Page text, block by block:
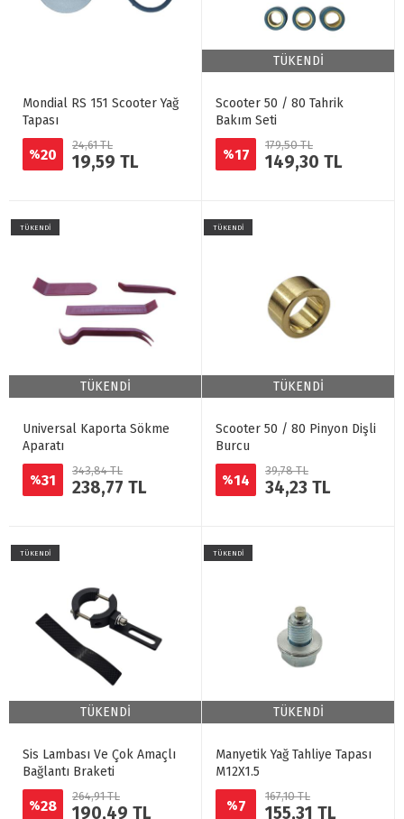
Mondial RS 151 Scooter Yağ
Tapası
%20
24,61 TL
19,59 TL
TÜKENDİ
Scooter 50 / 80 Tahrik
Bakım Seti
%17
179,50 TL
149,30 TL
TÜKENDİ
TÜKENDİ
Universal Kaporta Sökme
Aparatı
%31
343,84 TL
238,77 TL
TÜKENDİ
TÜKENDİ
Scooter 50 / 80 Pinyon Dişli
Burcu
%14
39,78 TL
34,23 TL
TÜKENDİ
TÜKENDİ
Sis Lambası Ve Çok Amaçlı
Bağlantı Braketi
%28
264,91 TL
190,49 TL
TÜKENDİ
TÜKENDİ
Manyetik Yağ Tahliye Tapası
M12X1.5
%7
167,10 TL
155,31 TL